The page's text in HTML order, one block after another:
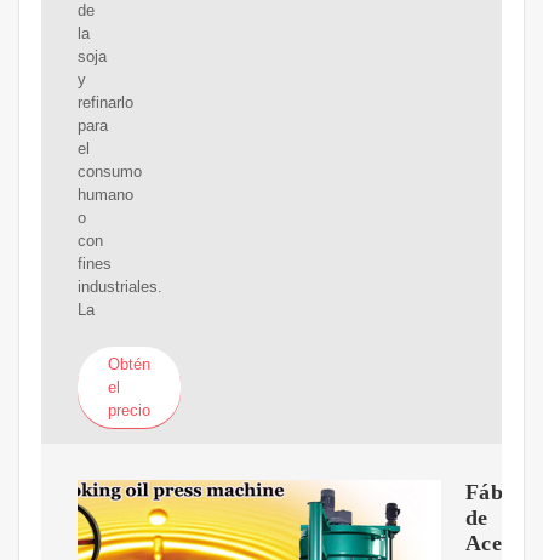
de
la
soja
y
refinarlo
para
el
consumo
humano
o
con
fines
industriales.
La
Obtén
el
precio
Fábrica
de
Aceite